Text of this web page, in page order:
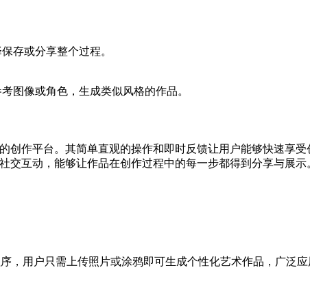
存或分享整个过程。
图像或角色，生成类似风格的作品。
创作平台。其简单直观的操作和即时反馈让用户能够快速享
互动，能够让作品在创作过程中的每一步都得到分享与展示
，用户只需上传照片或涂鸦即可生成个性化艺术作品，广泛